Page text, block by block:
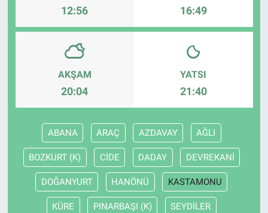
12:56 16:49
AKŞAM
20:04
YATSI
21:40
ABANA ARAÇ AZDAVAY AĞLI
BOZKURT (K) CİDE DADAY DEVREKANİ
DOĞANYURT HANÖNÜ KASTAMONU
KÜRE PINARBAŞI (K) SEYDİLER